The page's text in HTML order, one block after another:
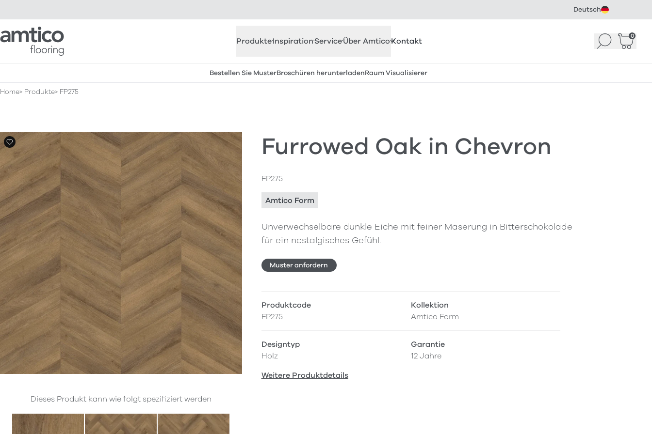
Deutsch
Amtico Flooring
ProdukteInspirationServiceÜber AmticoKontakt Suchen 0
Bestellen Sie MusterBroschüren herunterladenRaum Visualisierer
Home Produkte FP275
Furrowed Oak in Chevron
FP275
Amtico Form
Unverwechselbare dunkle Eiche mit feiner Maserung in Bitterschokolade
für ein nostalgisches Gefühl.
Muster anfordern
Dieses Produkt kann wie folgt spezifiziert werden
Produktcode
FP275
Kollektion
Amtico Form
Designtyp
Holz
Garantie
12 Jahre
Weitere Produktdetails